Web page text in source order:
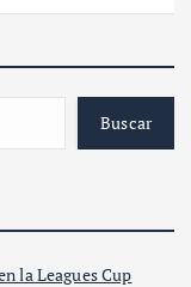
Buscar
la Leagues Cup